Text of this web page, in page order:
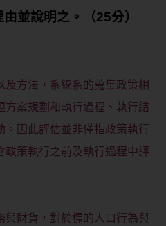
並說明之。（25分）
方法，系統系的蒐集政策相
方案規劃和執行過程、執行結
。因此評估並非僅指政策執行
政策執行之前及執行過程中評
與財貨，對於標的人口行為與